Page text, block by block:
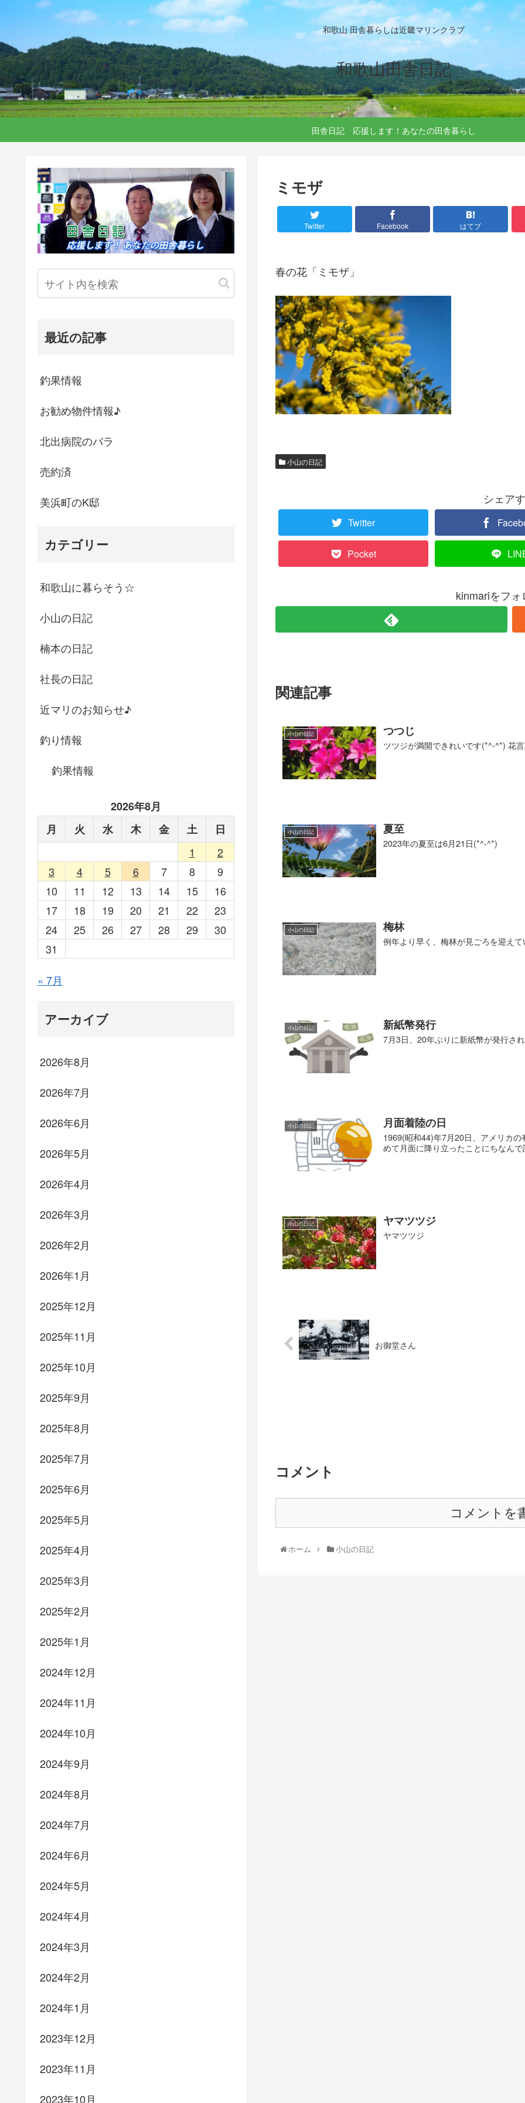
和歌山 田舎暮らしは近畿マリンクラブ
和歌山田舎日記
田舎日記 応援します！あなたの田舎暮らし
ミモザ
Twitter Facebook はてブ
春の花「ミモザ」
小山の日記
シェア
Twitter
Pocket
kinmariをフォ
関連記事
小山の日記 つつじ
ツツジが満開できれいです(*^-^*) 花言
小山の日記 夏至
2023年の夏至は6月21日(*^-^*)
小山の日記 梅林
例年より早く、梅林が見ごろを迎え
小山の日記 新紙幣発行
7月3日、20年ぶりに新紙幣が発行さ
小山の日記 月面着陸の日
1969(昭和44)年7月20日、アメリカ
めて月面に降り立ったことにちなんで
小山の日記 ヤマツツジ
ヤマツツジ
お御堂さん
コメント
コメントを
ホーム 小山の日記
最近の記事
釣果情報
お勧め物件情報♪
北出病院のバラ
売約済
美浜町のK邸
カテゴリー
和歌山に暮らそう☆
小山の日記
楠本の日記
社長の日記
近マリのお知らせ♪
釣り情報
釣果情報
2026年8月
月
火 水 木 金 土
日
1
2
3
4 5 6 7 8
9
10
11 12 13 14 15
16
17
18 19 20 21 22
23
24
25 26 27 28 29
30
31
« 7月
アーカイブ
2026年8月
2026年7月
2026年6月
2026年5月
2026年4月
2026年3月
2026年2月
2026年1月
2025年12月
2025年11月
2025年10月
2025年9月
2025年8月
2025年7月
2025年6月
2025年5月
2025年4月
2025年3月
2025年2月
2025年1月
2024年12月
2024年11月
2024年10月
2024年9月
2024年8月
2024年7月
2024年6月
2024年5月
2024年4月
2024年3月
2024年2月
2024年1月
2023年12月
2023年11月
2023年10月